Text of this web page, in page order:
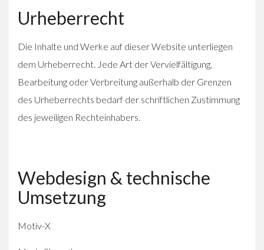
Urheberrecht
Die Inhalte und Werke auf dieser Website unterliegen
dem Urheberrecht. Jede Art der Vervielfältigung,
Bearbeitung oder Verbreitung außerhalb der Grenzen
des Urheberrechts bedarf der schriftlichen Zustimmung
des jeweiligen Rechteinhabers.
Webdesign & technische
Umsetzung
Motiv-X